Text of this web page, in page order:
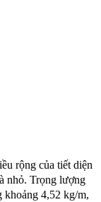
rộng của tiết diện
nhỏ. Trọng lượng
khoảng 4,52 kg/m,